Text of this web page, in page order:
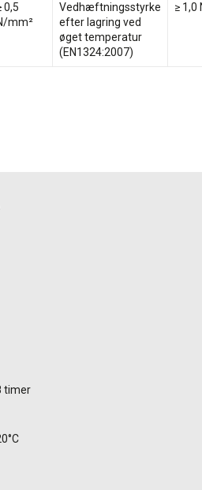
0,5
mm²
Vedhæftningsstyrke
efter lagring ved
øget temperatur
(EN1324:2007)
≥ 1,0
timer